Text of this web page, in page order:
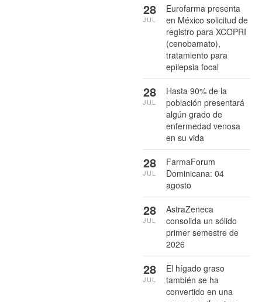
Eurofarma presenta
en México solicitud de
registro para XCOPRI
(cenobamato),
tratamiento para
epilepsia focal
28
JUL
Hasta 90% de la
población presentará
algún grado de
enfermedad venosa
en su vida
28
JUL
FarmaForum
Dominicana: 04
agosto
28
JUL
AstraZeneca
consolida un sólido
primer semestre de
2026
28
JUL
El hígado graso
también se ha
convertido en una
28
JUL